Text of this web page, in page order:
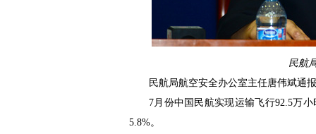
民航
民航局航空安全办公室主任唐伟斌通
7月份中国民航实现运输飞行92.5万
5.8%。